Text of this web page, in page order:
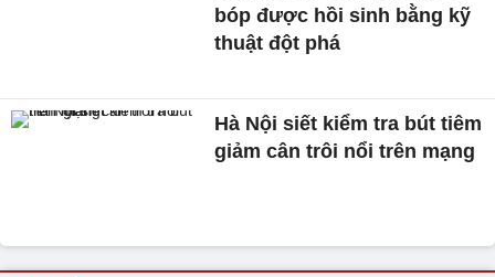
bóp được hồi sinh bằng kỹ
thuật đột phá
Hà Nội siết kiểm tra bút tiêm
giảm cân trôi nổi trên mạng